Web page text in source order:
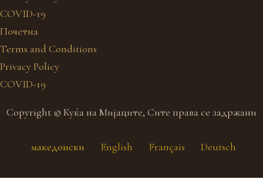
COVID-19
Почетна
Terms and Conditions
Privacy Policy
COVID-19
Copyright © Куќа на Мијаците, Сите права се задржани
македонски English Français Deutsch